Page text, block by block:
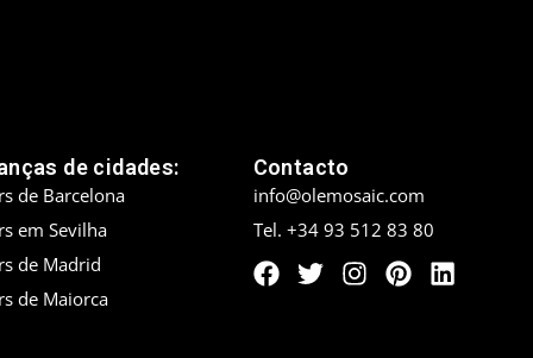
de cidades:
de Barcelona
em Sevilha
de Madrid
de Maiorca
Contacto
info@olemosaic.com
Tel. +34 93 512 83 80